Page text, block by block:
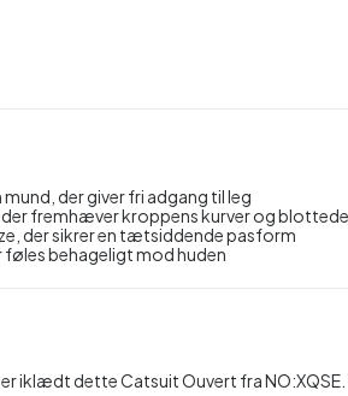
der giver fri adgang til leg
fremhæver kroppens kurver og
der sikrer en tætsiddende pasform
behageligt mod huden
iklædt dette Catsuit Ouvert fra